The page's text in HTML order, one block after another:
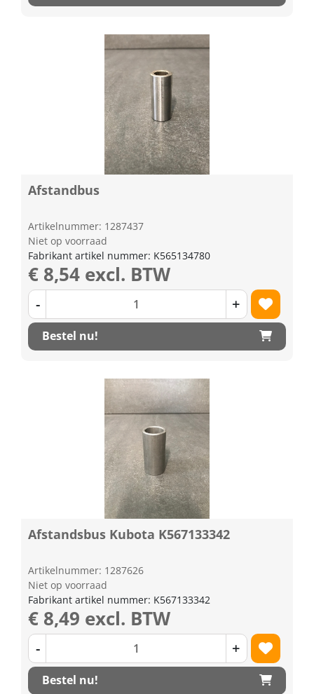
Afstandbus
Artikelnummer: 1287437
Niet op voorraad
Fabrikant artikel nummer: K565134780
€ 8,54 excl. BTW
- +
Bestel nu!
Afstandsbus Kubota K567133342
Artikelnummer: 1287626
Niet op voorraad
Fabrikant artikel nummer: K567133342
€ 8,49 excl. BTW
- +
Bestel nu!